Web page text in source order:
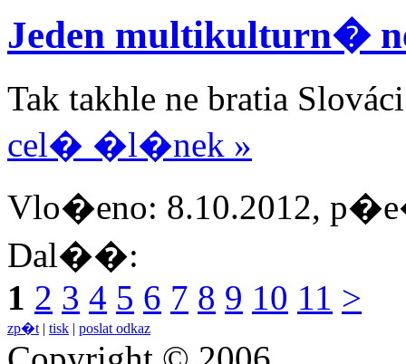
Jeden multikulturn�
Tak takhle ne bratia
cel� �l�nek »
Vlo�eno: 8.10.2012,
Dal��:
1 2 3 4 5 6 7 8 9 10 11 >
zp�t | tisk | poslat odkaz